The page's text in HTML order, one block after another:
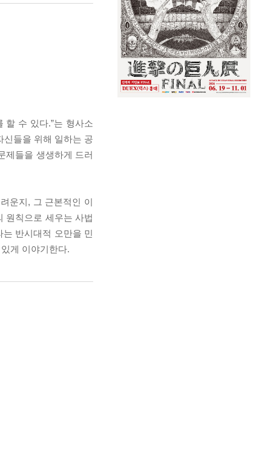
할 수 있다.”는 형사소
들을 위해 일하는 공
제들을 생생하게 드러
운지, 그 근본적인 이
원칙으로 세우는 사법
반시대적 오만을 민
게 이야기한다.